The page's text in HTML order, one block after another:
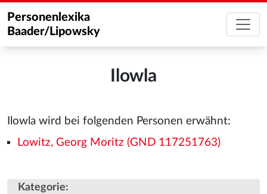
Personenlexika
Baader/Lipowsky
Ilowla
Ilowla wird bei folgenden Personen erwähnt:
Lowitz, Georg Moritz (GND 117251763)
Kategorie: